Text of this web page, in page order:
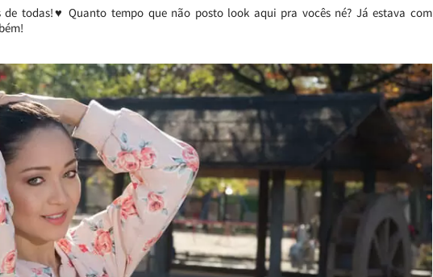
todas!♥ Quanto tempo que não posto look aqui pra vocês né? Já estava com